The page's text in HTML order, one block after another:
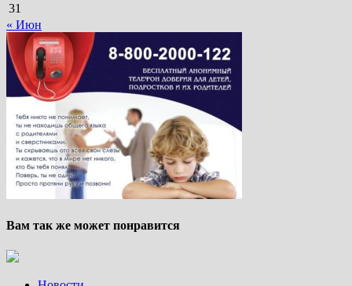
31
« Июн
Вам так же может понравится